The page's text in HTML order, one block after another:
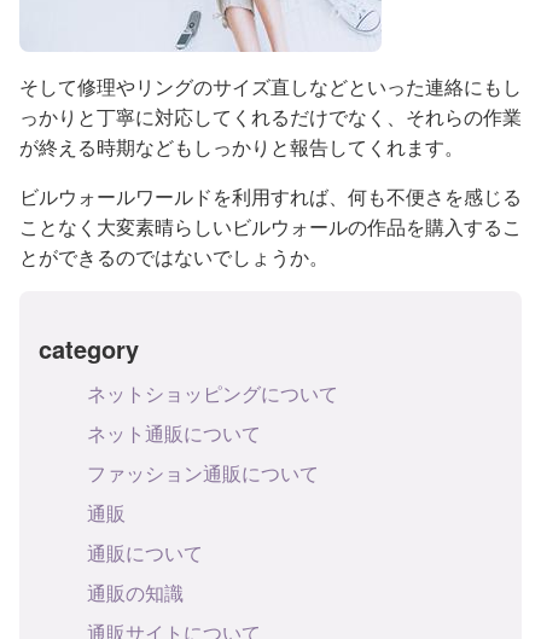
そして修理やリングのサイズ直しなどといった連絡にもし
っかりと丁寧に対応してくれるだけでなく、それらの作業
が終える時期などもしっかりと報告してくれます。
ビルウォールワールドを利用すれば、何も不便さを感じる
ことなく大変素晴らしいビルウォールの作品を購入するこ
とができるのではないでしょうか。
category
ネットショッピングについて
ネット通販について
ファッション通販について
通販
通販について
通販の知識
通販サイトについて